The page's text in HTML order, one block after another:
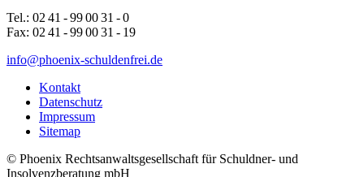
Tel.: 02 41 - 99 00 31 - 0
Fax: 02 41 - 99 00 31 - 19
info@phoenix-schuldenfrei.de
Kontakt
Datenschutz
Impressum
Sitemap
© Phoenix Rechtsanwaltsgesellschaft für Schuldner- und
Insolvenzberatung mbH